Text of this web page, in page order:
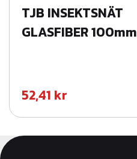
TJB INSEKTSNÄT
GLASFIBER 100mm
52,41 kr